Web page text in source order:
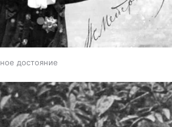
достояние